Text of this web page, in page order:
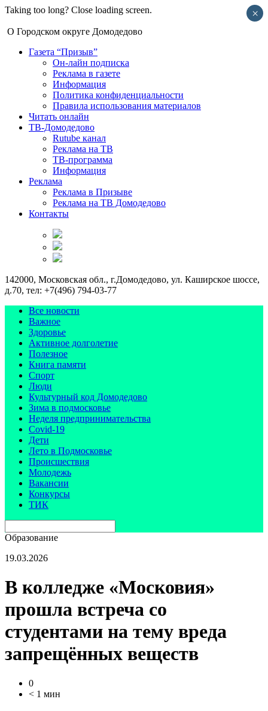
Taking too long? Close loading screen.
О Городском округе Домодедово
Газета “Призыв”
Он-лайн подписка
Реклама в газете
Информация
Политика конфиденциальности
Правила использования материалов
Читать онлайн
ТВ-Домодедово
Rutube канал
Реклама на ТВ
ТВ-программа
Информация
Реклама
Реклама в Призыве
Реклама на ТВ Домодедово
Контакты
142000, Московская обл., г.Домодедово, ул. Каширское шоссе,
д.70, тел: +7(496) 794-03-77
Все новости
Важное
Здоровье
Активное долголетие
Полезное
Книга памяти
Спорт
Люди
Культурный код Домодедово
Зима в подмосковье
Неделя предпринимательства
Covid-19
Дети
Лето в Подмосковье
Происшествия
Молодежь
Вакансии
Конкурсы
ТИК
Образование
19.03.2026
В колледже «Московия»
прошла встреча со
студентами на тему вреда
запрещённых веществ
0
< 1 мин
×